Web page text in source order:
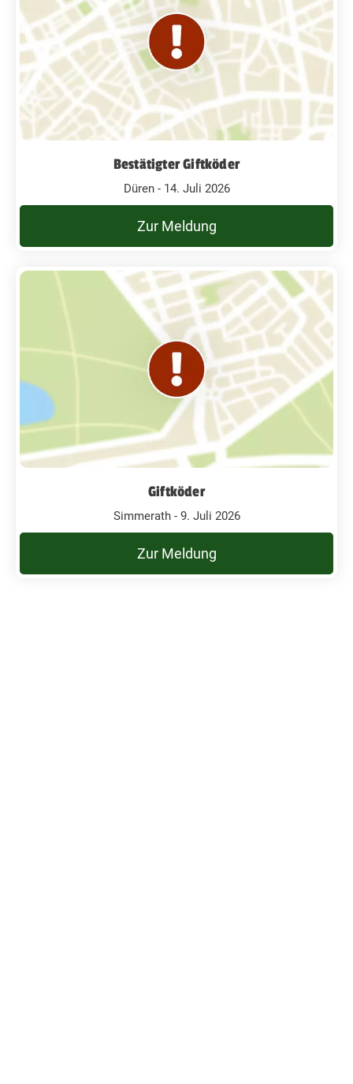
Bestätigter Giftköder
Düren - 14. Juli 2026
Zur Meldung
Giftköder
Simmerath - 9. Juli 2026
Zur Meldung